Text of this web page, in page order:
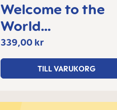
Welcome to the
World
Presentförpacknin
g
339,00 kr
TILL VARUKORG